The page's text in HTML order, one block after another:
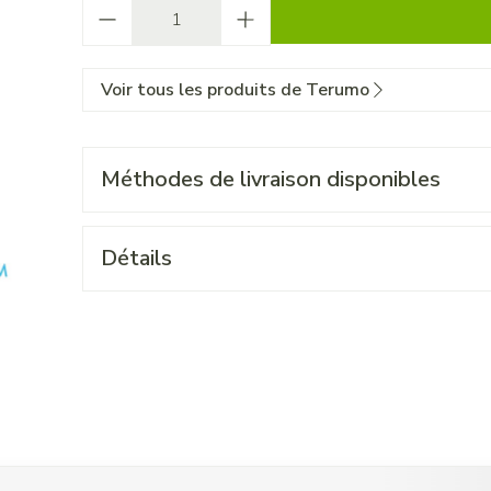
Voir tous les produits de Terumo
Méthodes de livraison disponibles
Détails